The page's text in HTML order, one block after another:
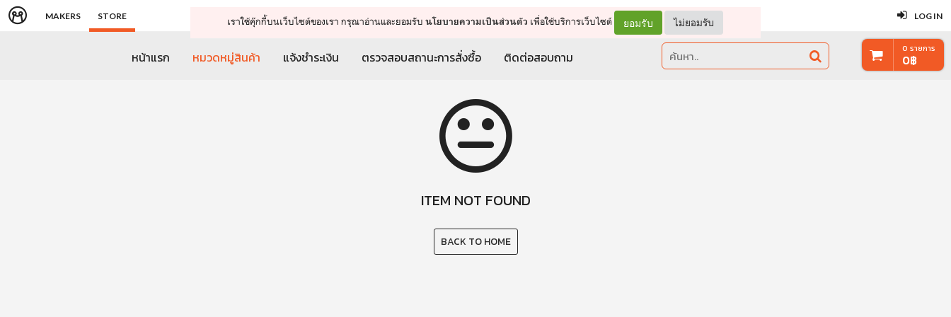
ปิด
จัดการรถเข็น ดำเนินการต่อ
MAKERS STORE LOG IN
เราใช้คุ๊กกี้บนเว็บไซต์ของเรา กรุณาอ่านและยอมรับนโยบายความเป็นส่วนตัว เพื่อใช้บริการเว็บไซต์ ยอมรับ ไม่ยอมรับ
หน้าแรก หมวดหมู่สินค้า แจ้งชำระเงิน ตรวจสอบสถานะการสั่งซื้อ ติดต่อสอบถาม
0 รายการ
0฿
ITEM NOT FOUND
BACK TO HOME